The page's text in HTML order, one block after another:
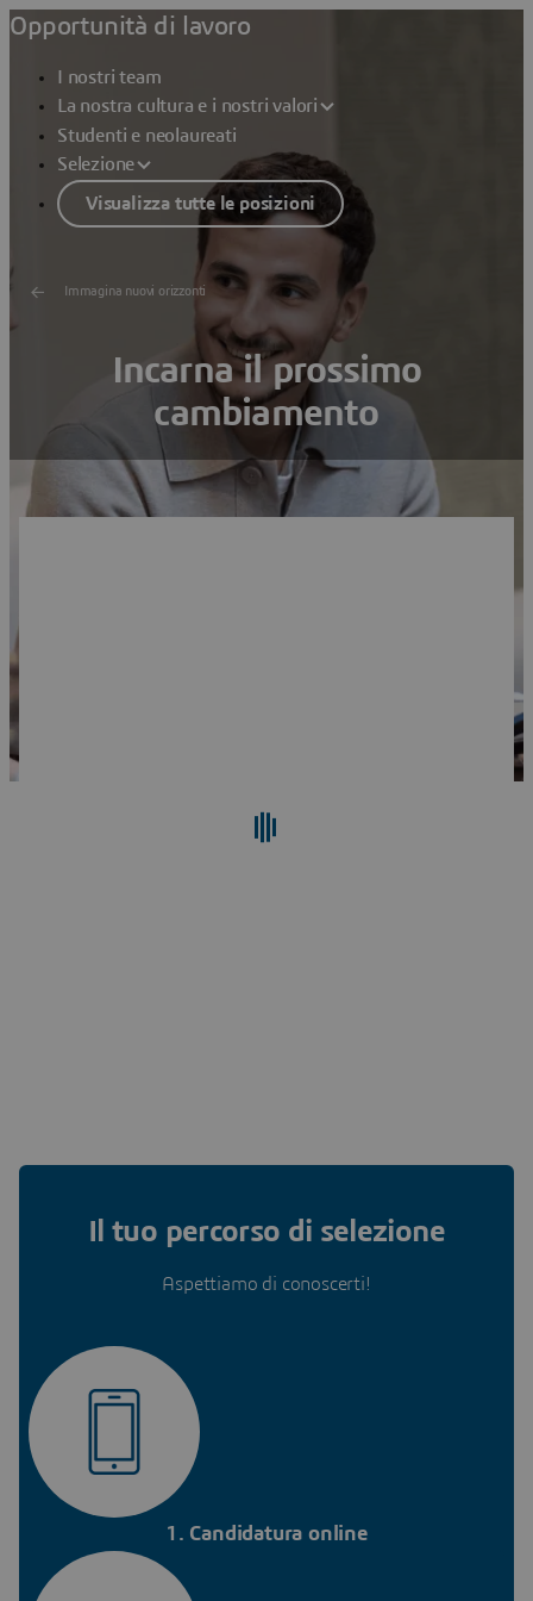
Opportunità di lavoro
I nostri team
La nostra cultura e i nostri valori
Studenti e neolaureati
Selezione
Visualizza tutte le posizioni
Immagina nuovi orizzonti
Incarna il prossimo
cambiamento
Il tuo percorso di selezione
Aspettiamo di conoscerti!
1. Candidatura online